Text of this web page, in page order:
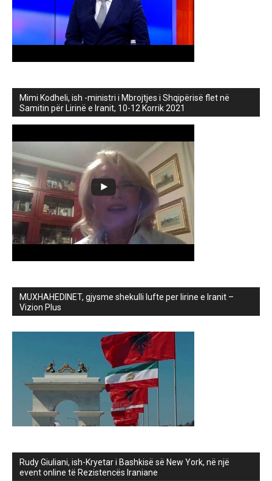
Mimi Kodheli, ish -ministri i Mbrojtjes i Shqipërisë flet në
Samitin për Lirinë e Iranit, 10-12 Korrik 2021
MUXHAHEDINET, gjysme shekulli lufte per lirine e Iranit –
Vizion Plus
Rudy Giuliani, ish-Kryetar i Bashkisë së New York, në një
event online të Rezistencës Iraniane